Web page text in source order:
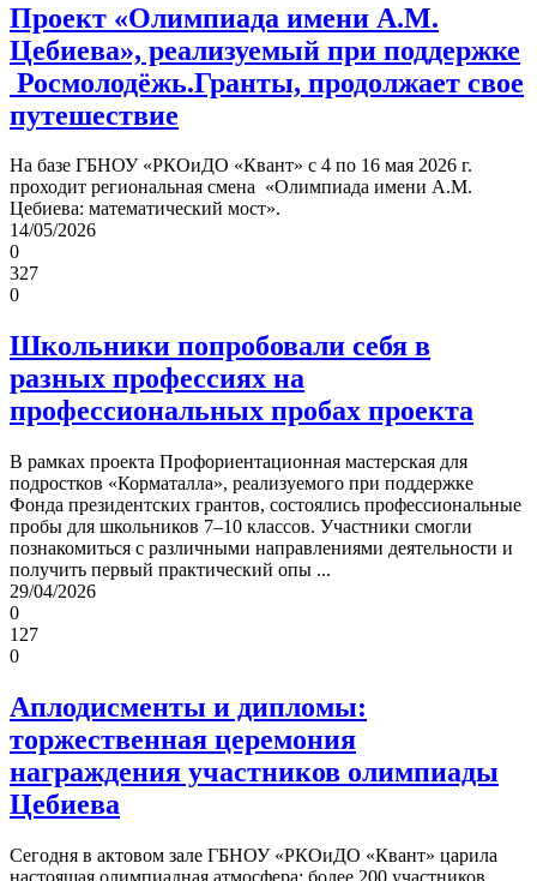
Проект «Олимпиада имени А.М.
Цебиева», реализуемый при поддержке
Росмолодёжь.Гранты, продолжает свое
путешествие
На базе ГБНОУ «РКОиДО «Квант» с 4 по 16 мая 2026 г.
проходит региональная смена «Олимпиада имени А.М.
Цебиева: математический мост».
14/05/2026
0
327
0
Школьники попробовали себя в
разных профессиях на
профессиональных пробах проекта
В рамках проекта Профориентационная мастерская для
подростков «Корматалла», реализуемого при поддержке
Фонда президентских грантов, состоялись профессиональные
пробы для школьников 7–10 классов. Участники смогли
познакомиться с различными направлениями деятельности и
получить первый практический опы ...
29/04/2026
0
127
0
Аплодисменты и дипломы:
торжественная церемония
награждения участников олимпиады
Цебиева
Сегодня в актовом зале ГБНОУ «РКОиДО «Квант» царила
настоящая олимпиадная атмосфера: более 200 участников